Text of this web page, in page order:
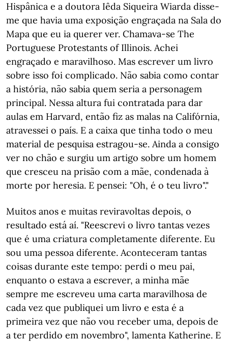
Hispânica e a doutora Iêda Siqueira Wiarda disse-
me que havia uma exposição engraçada na Sala do
Mapa que eu ia querer ver. Chamava-se The
Portuguese Protestants of Illinois. Achei
engraçado e maravilhoso. Mas escrever um livro
sobre isso foi complicado. Não sabia como contar
a história, não sabia quem seria a personagem
principal. Nessa altura fui contratada para dar
aulas em Harvard, então fiz as malas na Califórnia,
atravessei o país. E a caixa que tinha todo o meu
material de pesquisa estragou-se. Ainda a consigo
ver no chão e surgiu um artigo sobre um homem
que cresceu na prisão com a mãe, condenada à
morte por heresia. E pensei: "Oh, é o teu livro"."
Muitos anos e muitas reviravoltas depois, o
resultado está aí. "Reescrevi o livro tantas vezes
que é uma criatura completamente diferente. Eu
sou uma pessoa diferente. Aconteceram tantas
coisas durante este tempo: perdi o meu pai,
enquanto o estava a escrever, a minha mãe
sempre me escreveu uma carta maravilhosa de
cada vez que publiquei um livro e esta é a
primeira vez que não vou receber uma, depois de
a ter perdido em novembro", lamenta Katherine. E